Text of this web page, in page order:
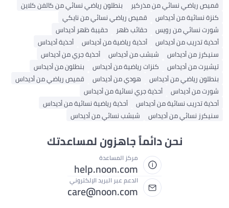
رياضي نسائي من مذركير
بنطلون رياضي نسائي من كالفن كلاين
نسائية من أديداس
قميص رياضي نسائي من نايكي
نسائي من رويس
حقائب ظهر
حقيبة ظهر أديداس
تدريب من أديداس
أحذية رياضية من أديداس
أحذية أديداس
من أديداس
شبشب من أديداس
أحذية جري من أديداس
من أديداس
كنزات رياضية من أديداس
بنطلون من أديداس
رياضي من أديداس
هودي من أديداس
قميص رياضي من أديداس
من أديداس
أحذية جري نسائية من أديداس
تدريب نسائية من أديداس
أحذية رياضية نسائية من أديداس
نسائي من أديداس
شبشب نسائي من أديداس
نحن دائماً جاهزون لمساعدتك
مركز المساعدة
help.noon.com
الدعم عبر البريد الإلكتروني
care@noon.com